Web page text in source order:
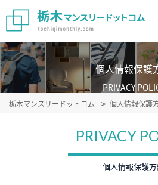
個人情報保護
PRIVACY
栃木マンスリードットコム 個人情報保護
PRIVACY
個人情報保護